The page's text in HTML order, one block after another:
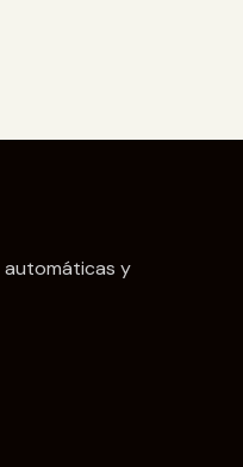
automáticas y